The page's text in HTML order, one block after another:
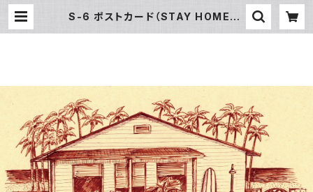
S-6 ポストカード（STAY HOME） |